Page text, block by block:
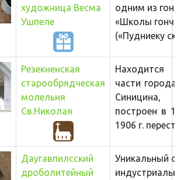
художница Весма
Ушпеле
одним из
«Школы
(«Пудниеку
Резекненская
старообрядческая
молельня
Св.Николая
части
построен в
1906 г.
Даугавпилсский
дроболитейный
Уникальный